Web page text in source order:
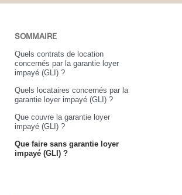
SOMMAIRE
Quels contrats de location
concernés par la garantie loyer
impayé (GLI) ?
Quels locataires concernés par la
garantie loyer impayé (GLI) ?
Que couvre la garantie loyer
impayé (GLI) ?
Que faire sans garantie loyer
impayé (GLI) ?